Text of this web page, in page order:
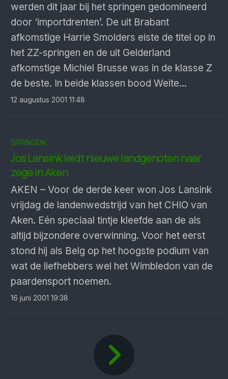
werden dit jaar bij het springen gedomineerd
door ‘importdrenten’. De uit Brabant
afkomstige Harrie Smolders eiste de titel op in
het ZZ-springen en de uit Gelderland
afkomstige Michiel Brusse was in de klasse Z
de beste. In beide klassen bood Weite...
12 augustus 2001 11:48
SPRINGEN
Jos Lansink leidt nieuwe landgenoten naar
zege in Aken
AKEN – Voor de derde keer won Jos Lansink
vrijdag de landenwedstrijd van het CHIO van
Aken. Eén speciaal tintje kleefde aan de als
altijd bijzondere overwinning. Voor het eerst
stond hij als Belg op het hoogste podium van
wat de liefhebbers wel het Wimbledon van de
paardensport noemen.
16 juni 2001 19:38